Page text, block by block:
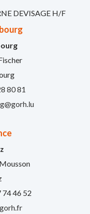
DEVISAGE H/F
80 81
74 46 52